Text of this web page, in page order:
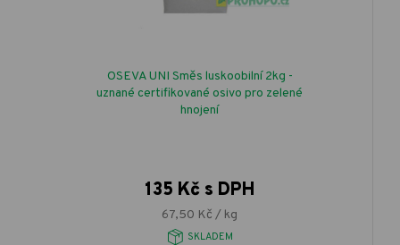
OSEVA UNI Směs luskoobilní 2kg -
uznané certifikované osivo pro zelené
hnojení
135 Kč s DPH
67,50 Kč / kg
SKLADEM